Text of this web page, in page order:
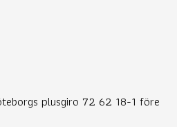
plusgiro 72 62 18-1 före